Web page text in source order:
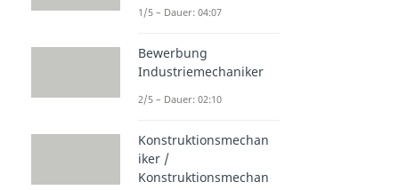
1/5 – Dauer: 04:07
Bewerbung
Industriemechaniker
2/5 – Dauer: 02:10
Konstruktionsmechan
iker /
Konstruktionsmechan